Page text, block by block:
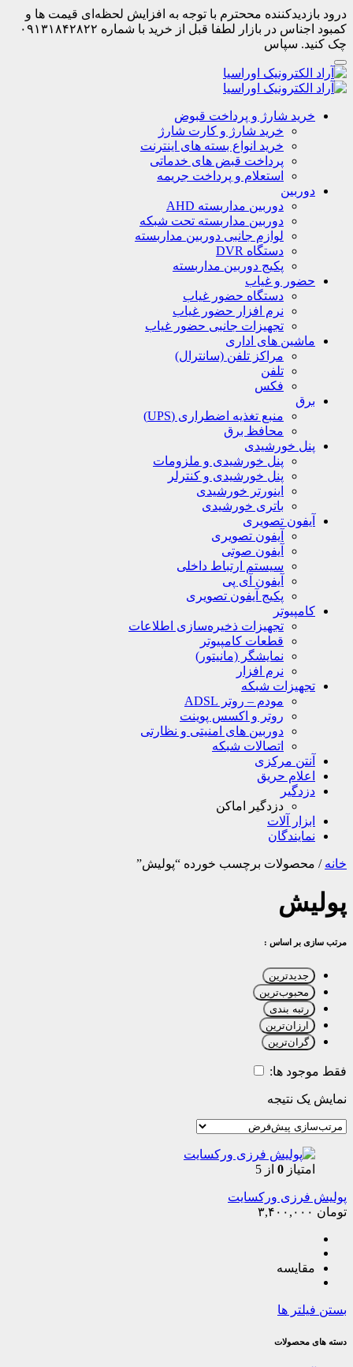
درود بازدیدکننده مححترم با توجه به افزایش لحظه‌ای قیمت ها و
کمبود اجناس در بازار لطفا قبل از خرید با شماره ۰۹۱۳۱۸۴۲۸۲۲
چک کنید. سپاس
خرید شارژ و پرداخت قبوض
خرید شارژ و کارت شارژ
خرید انواع بسته های اینترنت
پرداخت قبض های خدماتی
استعلام و پرداخت جریمه
دوربین
دوربین مداربسته AHD
دوربین مداربسته تحت شبکه
لوازم جانبی دوربین مداربسته
دستگاه DVR
پکیج دوربین مداربسته
حضور و غیاب
دستگاه حضور غیاب
نرم افزار حضور غیاب
تجهیزات جانبی حضور غیاب
ماشین های اداری
مراکز تلفن (سانترال)
تلفن
فکس
برق
منبع تغذیه اضطراری (UPS)
محافظ برق
پنل خورشیدی
پنل خورشیدی و ملزومات
پنل خورشیدی و کنترلر
اینورتر خورشیدی
باتری خورشیدی
آیفون تصویری
آیفون تصویری
آیفون صوتی
سیستم ارتباط داخلی
آیفون آی پی
پکیج آیفون تصویری
کامپیوتر
تجهیزات ذخیره‌سازی اطلاعات
قطعات کامپیوتر
نمایشگر (مانیتور)
نرم افزار
تجهیزات شبکه
مودم – روتر ADSL
روتر و اکسس پوینت
دوربین های امنیتی و نظارتی
اتصالات شبکه
آنتن مرکزی
اعلام حریق
دزدگیر
دزدگیر اماکن
ابزار آلات
نمایندگان
خانه / محصولات برچسب خورده “پولیش”
پولیش
مرتب سازی بر اساس :
جدیدترین
محبوب‌ترین
رتبه بندی
ارزان‌ترین
گران‌ترین
فقط موجود ها:
نمایش یک نتیجه
امتیاز 0 از 5
پولیش فرزی ورکسایت
تومان
مقایسه
بستن فیلتر ها
دسته های محصولات